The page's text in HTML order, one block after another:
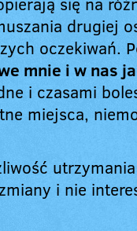
drugiej
oczekiwań.
mnie i w nas
i czasami
miejsca,
utrzymania
i nie